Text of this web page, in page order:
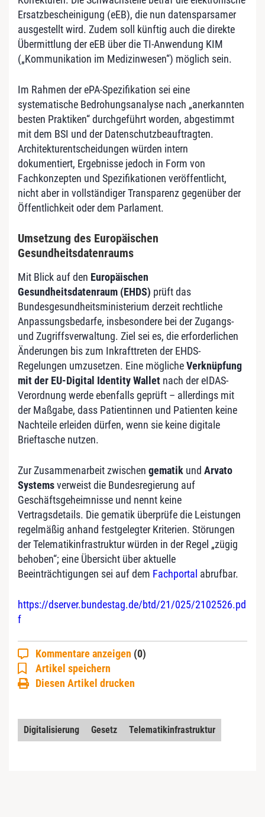
Ersatzbescheinigung (eEB), die nun datensparsamer
ausgestellt wird. Zudem soll künftig auch die direkte
Übermittlung der eEB über die TI-Anwendung KIM
(„Kommunikation im Medizinwesen“) möglich sein.
Im Rahmen der ePA-Spezifikation sei eine
systematische Bedrohungsanalyse nach „anerkannten
besten Praktiken“ durchgeführt worden, abgestimmt
mit dem BSI und der Datenschutzbeauftragten.
Architekturentscheidungen würden intern
dokumentiert, Ergebnisse jedoch in Form von
Fachkonzepten und Spezifikationen veröffentlicht,
nicht aber in vollständiger Transparenz gegenüber der
Öffentlichkeit oder dem Parlament.
Umsetzung des Europäischen
Gesundheitsdatenraums
Mit Blick auf den Europäischen
Gesundheitsdatenraum (EHDS) prüft das
Bundesgesundheitsministerium derzeit rechtliche
Anpassungsbedarfe, insbesondere bei der Zugangs-
und Zugriffsverwaltung. Ziel sei es, die erforderlichen
Änderungen bis zum Inkrafttreten der EHDS-
Regelungen umzusetzen. Eine möglicheVerknüpfung
mit der EU-Digital Identity Wallet nach der eIDAS-
Verordnung werde ebenfalls geprüft – allerdings mit
der Maßgabe, dass Patientinnen und Patienten keine
Nachteile erleiden dürfen, wenn sie keine digitale
Brieftasche nutzen.
Zur Zusammenarbeit zwischen gematik und Arvato
Systemsverweist die Bundesregierung auf
Geschäftsgeheimnisse und nennt keine
Vertragsdetails. Die gematik überprüfe die Leistungen
regelmäßig anhand festgelegter Kriterien. Störungen
der Telematikinfrastruktur würden in der Regel „zügig
behoben“; eine Übersicht über aktuelle
Beeinträchtigungen sei auf dem Fachportal abrufbar.
https://dserver.bundestag.de/btd/21/025/2102526.pd
f
Kommentare anzeigen (0)
Artikel speichern
Diesen Artikel drucken
Digitalisierung Gesetz Telematikinfrastruktur